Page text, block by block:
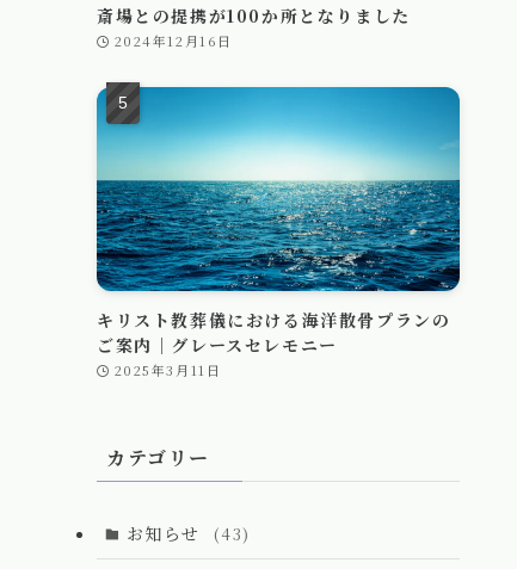
斎場との提携が100か所となりました
2024年12月16日
キリスト教葬儀における海洋散骨プランの
ご案内｜グレースセレモニー
2025年3月11日
カテゴリー
お知らせ (43)